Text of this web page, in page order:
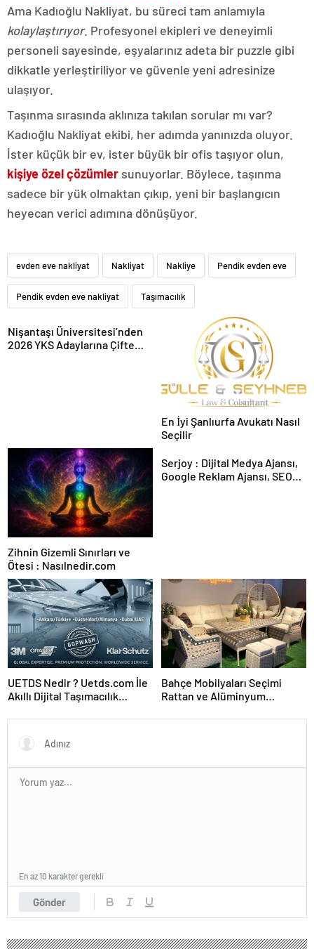
Ama Kadıoğlu Nakliyat, bu süreci tam anlamıyla
kolaylaştırıyor. Profesyonel ekipleri ve deneyimli
personeli sayesinde, eşyalarınız adeta bir puzzle gibi
dikkatle yerleştiriliyor ve güvenle yeni adresinize
ulaşıyor.
Taşınma sırasında aklınıza takılan sorular mı var?
Kadıoğlu Nakliyat ekibi, her adımda yanınızda oluyor.
İster küçük bir ev, ister büyük bir ofis taşıyor olun,
kişiye özel çözümler sunuyorlar. Böylece, taşınma
sadece bir yük olmaktan çıkıp, yeni bir başlangıcın
heyecan verici adımına dönüşüyor.
evden eve nakliyat Nakliyat Nakliye Pendik evden eve
Pendik evden eve nakliyat Taşımacılık
Nişantaşı Üniversitesi’nden
2026 YKS Adaylarına Çifte
En İyi Şanlıurfa Avukatı Nasıl
Seçilir
Zihnin Gizemli Sınırları ve
Ötesi : Nasılnedir.com
Serjoy : Dijital Medya Ajansı,
Google Reklam Ajansı, SEO
UETDS Nedir ? Uetds.com İle
Akıllı Dijital Taşımacılık
Bahçe Mobilyaları Seçimi
Rattan ve Alüminyum
Gönder
En az 10 karakter gerekli